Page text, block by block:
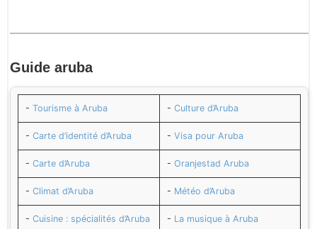
Guide aruba
- Tourisme à Aruba - Culture d’Aruba
- Carte d’identité d’Aruba - Visa pour Aruba
- Carte d’Aruba - Oranjestad Aruba
- Climat d’Aruba - Météo d’Aruba
- Cuisine : spécialités d’Aruba - La musique à Aruba